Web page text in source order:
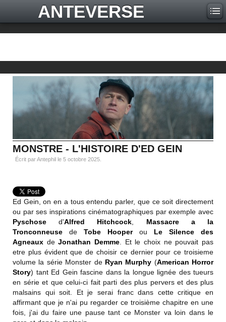
ANTEVERSE
MONSTRE - L'HISTOIRE D'ED GEIN
Écrit par Antephil le 5 octobre 2025
Ed Gein, on en a tous entendu parler, que ce soit directement
ou par ses inspirations cinématographiques par exemple avec
Pyschose d'Alfred Hitchcock
Massacre a la
Tronconneuse de Tobe Hooperou Le Silence des
Agneaux deJonathan Demme . Et le choix ne pouvait pas
etre plus évident que de choisir ce dernier pour ce troisieme
volume la série Monster de Ryan Murphy (American Horror
Story) tant Ed Gein fascine dans la longue lignée des tueurs
en série et que celui-ci fait parti des plus pervers et des plus
malsains qui soit. Et je serai franc dans cette critique en
affirmant que je n'ai pu regarder ce troisième chapitre en une
fois, j'ai du faire une pause tant ce Monster va loin dans le